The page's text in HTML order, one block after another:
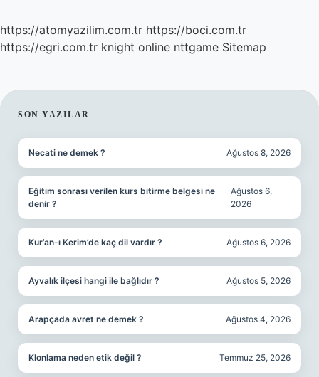
https://atomyazilim.com.tr https://boci.com.tr
https://egri.com.tr knight online nttgame Sitemap
SIDEBAR
SON YAZILAR
Necati ne demek ? Ağustos 8, 2026
Eğitim sonrası verilen kurs bitirme belgesi ne
denir ?
Ağustos 6,
2026
Kur’an-ı Kerim’de kaç dil vardır ? Ağustos 6, 2026
Ayvalık ilçesi hangi ile bağlıdır ? Ağustos 5, 2026
Arapçada avret ne demek ? Ağustos 4, 2026
Klonlama neden etik değil ? Temmuz 25, 2026